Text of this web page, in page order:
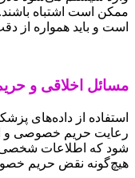
ممکن است اشتباه
است و باید همواره از
مسائل اخلاقی و
استفاده از داده‌های
رعایت حریم خصوصی و
شود که اطلاعات
هیچ‌گونه نقض حریم